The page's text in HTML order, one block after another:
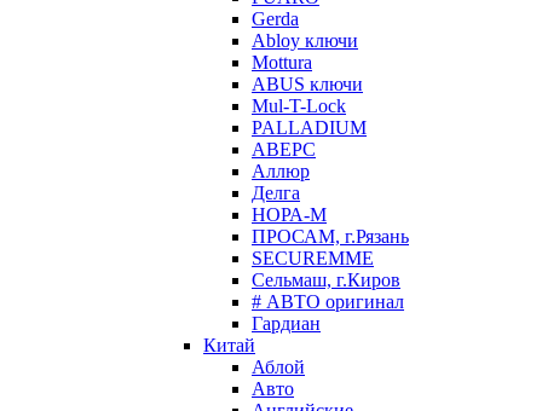
Gerda
Abloy ключи
Mottura
ABUS ключи
Mul-T-Lock
PALLADIUM
АВЕРС
Аллюр
Делга
НОРА-М
ПРОСАМ, г.Рязань
SECUREMME
Сельмаш, г.Киров
# АВТО оригинал
Гардиан
Китай
Аблой
Авто